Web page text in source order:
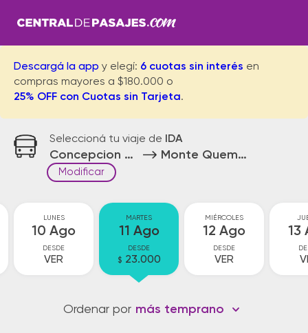
Descargá la app y elegí: 6 cuotas sin interés en
compras mayores a $180.000 o
25% OFF con Cuotas sin Tarjeta.
Seleccioná tu viaje de IDA
Concepcion del Bermejo Monte Quemado
Modificar
LUNES
10 Ago
DESDE
VER
MARTES
11 Ago
DESDE
$ 23.000
MIÉRCOLES
12 Ago
DESDE
VER
13
Ordenar por más temprano